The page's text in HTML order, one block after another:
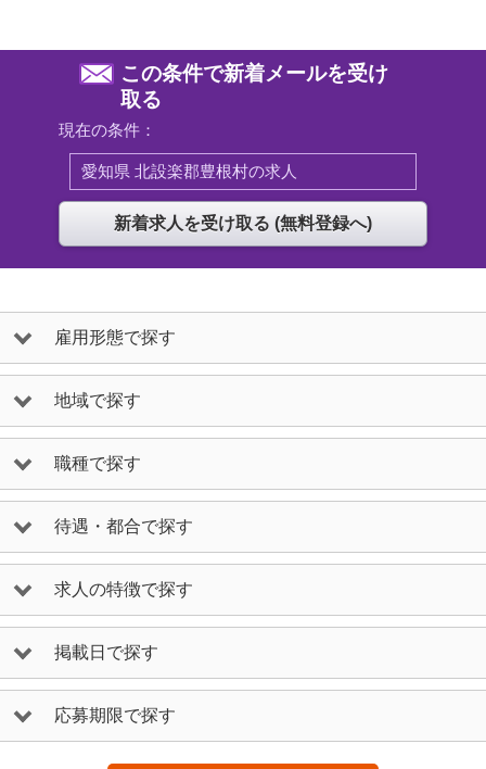
この条件で新着メールを受け
取る
現在の条件：
愛知県 北設楽郡豊根村の求人
雇用形態で探す
地域で探す
職種で探す
待遇・都合で探す
求人の特徴で探す
掲載日で探す
応募期限で探す